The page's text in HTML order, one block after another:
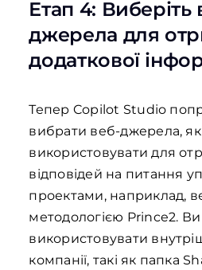
Етап 4: Виберіть
джерела для
додаткової
Тепер Copilot Studio
вибрати веб-джерела,
використовувати для
відповідей на питання
проектами, наприклад,
методологією Prince2.
використовувати
компанії, такі як папка